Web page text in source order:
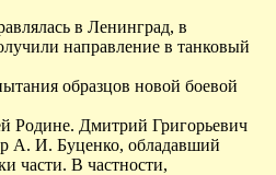
в Ленинград, в
направление в танковый
образцов новой боевой
Родине. Дмитрий Григорьевич
А. И. Буценко, обладавший
части. В частности,